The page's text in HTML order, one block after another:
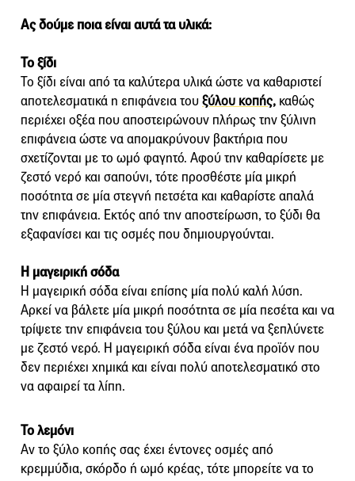
Ας δούμε ποια είναι αυτά τα υλικά:
Το ξίδι
Το ξίδι είναι από τα καλύτερα υλικά ώστε να καθαριστεί
αποτελεσματικά η επιφάνεια του ξύλου κοπής, καθώς
περιέχει οξέα που αποστειρώνουν πλήρως την ξύλινη
επιφάνεια ώστε να απομακρύνουν βακτήρια που
σχετίζονται με το ωμό φαγητό. Αφού την καθαρίσετε με
ζεστό νερό και σαπούνι, τότε προσθέστε μία μικρή
ποσότητα σε μία στεγνή πετσέτα και καθαρίστε απαλά
την επιφάνεια. Εκτός από την αποστείρωση, το ξύδι θα
εξαφανίσει και τις οσμές που δημιουργούνται.
Η μαγειρική σόδα
Η μαγειρική σόδα είναι επίσης μία πολύ καλή λύση.
Αρκεί να βάλετε μία μικρή ποσότητα σε μία πεσέτα και να
τρίψετε την επιφάνεια του ξύλου και μετά να ξεπλύνετε
με ζεστό νερό. Η μαγειρική σόδα είναι ένα προϊόν που
δεν περιέχει χημικά και είναι πολύ αποτελεσματικό στο
να αφαιρεί τα λίπη.
Το λεμόνι
Αν το ξύλο κοπής σας έχει έντονες οσμές από
κρεμμύδια, σκόρδο ή ωμό κρέας, τότε μπορείτε να το